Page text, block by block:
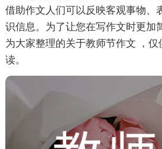
借助作文人们可以反映客观事物、
识信息。为了让您在写作文时更加
为大家整理的关于教师节作文 ，
读。